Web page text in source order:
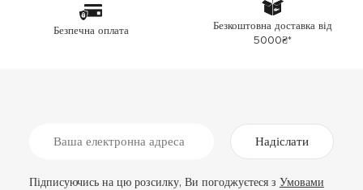
Безпечна оплата
Безкоштовна доставка від
5000₴*
Надіслати
Підписуючись на цю розсилку, Ви погоджуєтеся з Умовами